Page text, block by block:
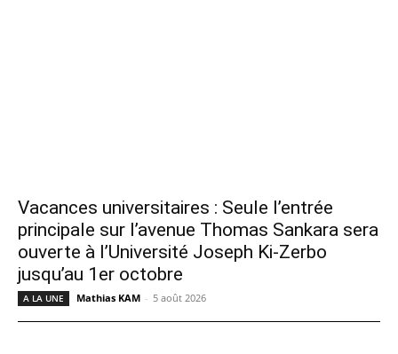
Vacances universitaires : Seule l’entrée
principale sur l’avenue Thomas Sankara sera
ouverte à l’Université Joseph Ki-Zerbo
jusqu’au 1er octobre
A LA UNE Mathias KAM - 5 août 2026